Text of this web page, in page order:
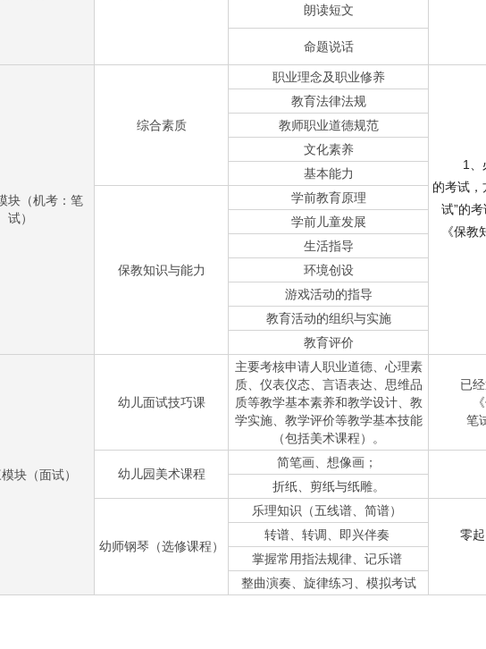
朗读短文
命题说话
块（机考：笔
试）
综合素质
职业理念及职业修养
1、
的考试，
试”的
《保教
教育法律法规
教师职业道德规范
文化素养
基本能力
保教知识与能力
学前教育原理
学前儿童发展
生活指导
环境创设
游戏活动的指导
教育活动的组织与实施
教育评价
块（面试）
幼儿面试技巧课
主要考核申请人职业道德、心理素
质、仪表仪态、言语表达、思维品
质等教学基本素养和教学设计、教
学实施、教学评价等教学基本技能
（包括美术课程）。
已
笔
幼儿园美术课程
简笔画、想像画；
折纸、剪纸与纸雕。
幼师钢琴（选修课程）
乐理知识（五线谱、简谱）
零
转谱、转调、即兴伴奏
掌握常用指法规律、记乐谱
整曲演奏、旋律练习、模拟考试